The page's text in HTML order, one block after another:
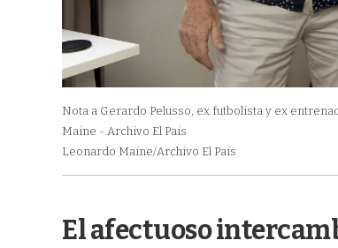
Nota a Gerardo Pelusso, ex futbolista y ex
Maine - Archivo El Pais
Leonardo Maine/Archivo El Pais
El afectuoso